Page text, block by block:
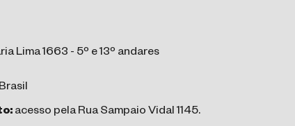
Lima 1663 - 5º e 13º andares
acesso pela Rua Sampaio Vidal 1145.